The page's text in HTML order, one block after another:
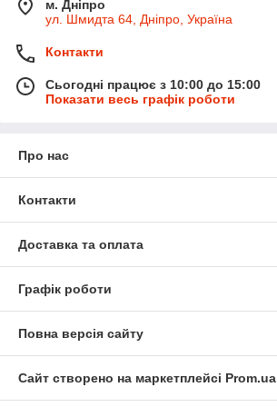
м. Дніпро
ул. Шмидта 64, Дніпро, Україна
Контакти
Сьогодні працює з 10:00 до 15:00
Показати весь графік роботи
Про нас
Контакти
Доставка та оплата
Графік роботи
Повна версія сайту
Сайт створено на маркетплейсі Prom.ua